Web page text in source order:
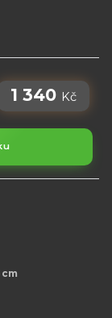
1 340 Kč
cm